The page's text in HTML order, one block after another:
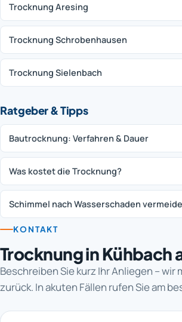
Trocknung Aresing
Trocknung Schrobenhausen
Trocknung Sielenbach
Ratgeber & Tipps
Bautrocknung: Verfahren & Dauer
Was kostet die Trocknung?
Schimmel nach Wasserschaden
KONTAKT
Trocknung in Kühbach
Beschreiben Sie kurz Ihr Anliegen – wir
zurück. In akuten Fällen rufen Sie am